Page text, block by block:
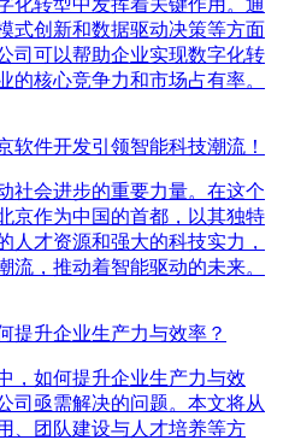
式创新和数据驱动决策等方面
司可以帮助企业实现数字化转
的核心竞争力和市场占有率。
软件开发引领智能科技潮流！
社会进步的重要力量。在这个
京作为中国的首都，以其独特
人才资源和强大的科技实力，
流，推动着智能驱动的未来。
提升企业生产力与效率？
，如何提升企业生产力与效
司亟需解决的问题。本文将从
、团队建设与人才培养等方